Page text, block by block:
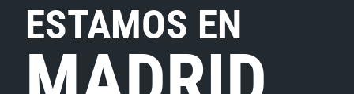
ESTAMOS EN